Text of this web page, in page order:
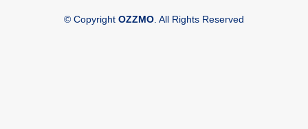
© Copyright OZZMO . All Rights Reserved